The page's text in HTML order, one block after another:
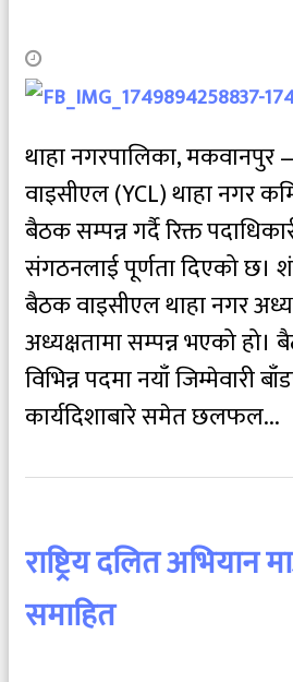
थाहा नगरपालिका,
वाइसीएल (YCL) थाहा नगर
बैठक सम्पन्न गर्दै रिक्त
संगठनलाई पूर्णता दिएको छ।
बैठक वाइसीएल थाहा नगर
अध्यक्षतामा सम्पन्न भएको
विभिन्न पदमा नयाँ जिम्मेवारी
कार्यदिशाबारे समेत छलफल...
राष्ट्रिय दलित अभियान
समाहित